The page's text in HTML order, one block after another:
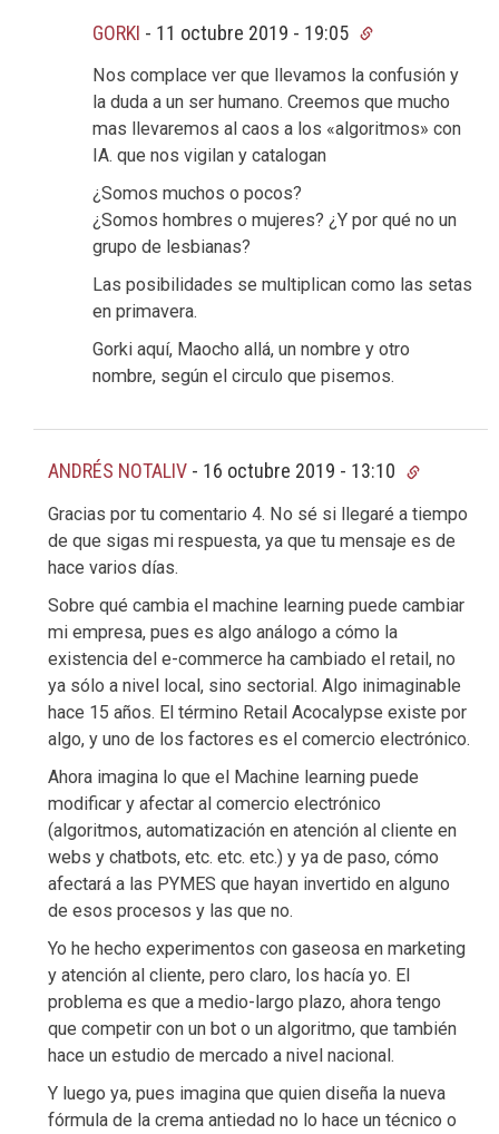
GORKI - 11 octubre 2019 - 19:05
Nos complace ver que llevamos la confusión y
la duda a un ser humano. Creemos que mucho
mas llevaremos al caos a los «algoritmos» con
IA. que nos vigilan y catalogan
¿Somos muchos o pocos?
¿Somos hombres o mujeres? ¿Y por qué no un
grupo de lesbianas?
Las posibilidades se multiplican como las setas
en primavera.
Gorki aquí, Maocho allá, un nombre y otro
nombre, según el circulo que pisemos.
ANDRÉS NOTALIV - 16 octubre 2019 - 13:10
Gracias por tu comentario 4. No sé si llegaré a tiempo
de que sigas mi respuesta, ya que tu mensaje es de
hace varios días.
Sobre qué cambia el machine learning puede cambiar
mi empresa, pues es algo análogo a cómo la
existencia del e-commerce ha cambiado el retail, no
ya sólo a nivel local, sino sectorial. Algo inimaginable
hace 15 años. El término Retail Acocalypse existe por
algo, y uno de los factores es el comercio electrónico.
Ahora imagina lo que el Machine learning puede
modificar y afectar al comercio electrónico
(algoritmos, automatización en atención al cliente en
webs y chatbots, etc. etc. etc.) y ya de paso, cómo
afectará a las PYMES que hayan invertido en alguno
de esos procesos y las que no.
Yo he hecho experimentos con gaseosa en marketing
y atención al cliente, pero claro, los hacía yo. El
problema es que a medio-largo plazo, ahora tengo
que competir con un bot o un algoritmo, que también
hace un estudio de mercado a nivel nacional.
Y luego ya, pues imagina que quien diseña la nueva
fórmula de la crema antiedad no lo hace un técnico o